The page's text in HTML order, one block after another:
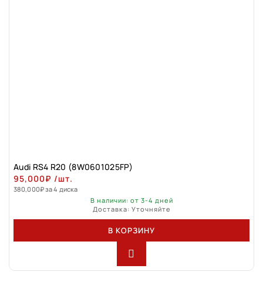
Audi RS4 R20 (8W0601025FP)
95,000₽ /шт.
380,000₽за 4 диска
В наличии: от 3-4 дней
Доставка: Уточняйте
В КОРЗИНУ